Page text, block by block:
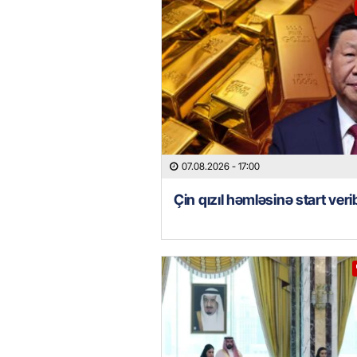
07.08.2026 - 17:00
Çin qızıl həmləsinə start